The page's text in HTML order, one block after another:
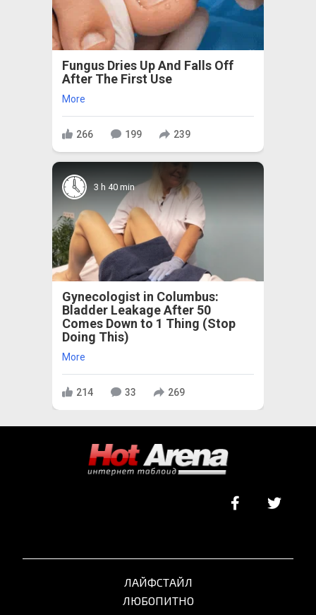
Fungus Dries Up And Falls Off
After The First Use
More
266 199 239
3 h 40 min
Gynecologist in Columbus:
Bladder Leakage After 50
Comes Down to 1 Thing (Stop
Doing This)
More
214 33 269
ЛАЙФСТАЙЛ
ЛЮБОПИТНО